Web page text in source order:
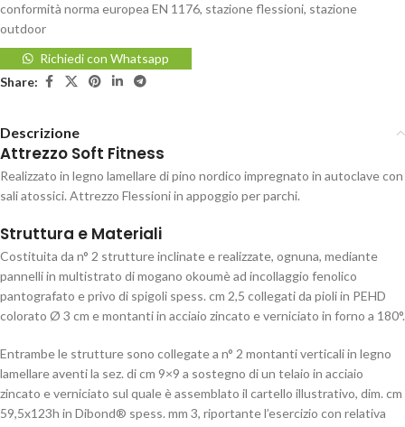
conformità norma europea EN 1176, stazione flessioni, stazione
outdoor
Richiedi con Whatsapp
Share:
Descrizione
Attrezzo Soft Fitness
Realizzato in legno lamellare di pino nordico impregnato in autoclave con
sali atossici. Attrezzo Flessioni in appoggio per parchi.
Struttura e Materiali
Costituita da n° 2 strutture inclinate e realizzate, ognuna, mediante
pannelli in multistrato di mogano okoumè ad incollaggio fenolico
pantografato e privo di spigoli spess. cm 2,5 collegati da pioli in PEHD
colorato Ø 3 cm e montanti in acciaio zincato e verniciato in forno a 180°.
Entrambe le strutture sono collegate a n° 2 montanti verticali in legno
lamellare aventi la sez. di cm 9×9 a sostegno di un telaio in acciaio
zincato e verniciato sul quale è assemblato il cartello illustrativo, dim. cm
59,5x123h in Dibond® spess. mm 3, riportante l’esercizio con relativa